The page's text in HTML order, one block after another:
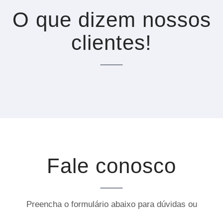
O que dizem nossos
clientes!
Fale conosco
Preencha o formulário abaixo para dúvidas ou